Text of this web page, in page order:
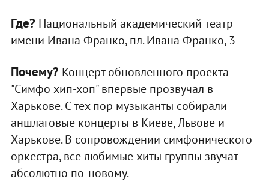
Где? Национальный академический театр
имени Ивана Франко, пл. Ивана Франко, 3
Почему? Концерт обновленного проекта
"Симфо хип-хоп" впервые прозвучал в
Харькове. С тех пор музыканты собирали
аншлаговые концерты в Киеве, Львове и
Харькове. В сопровождении симфонического
оркестра, все любимые хиты группы звучат
абсолютно по-новому.